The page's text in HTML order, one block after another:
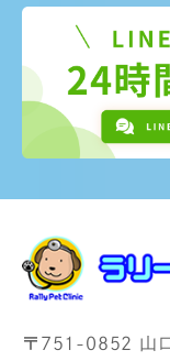
〒751-0852 山